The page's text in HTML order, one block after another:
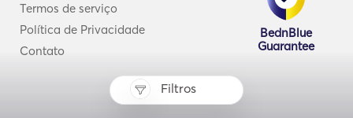
Filtros
Termos de serviço
Política de Privacidade
Contato
BednBlue
Guarantee